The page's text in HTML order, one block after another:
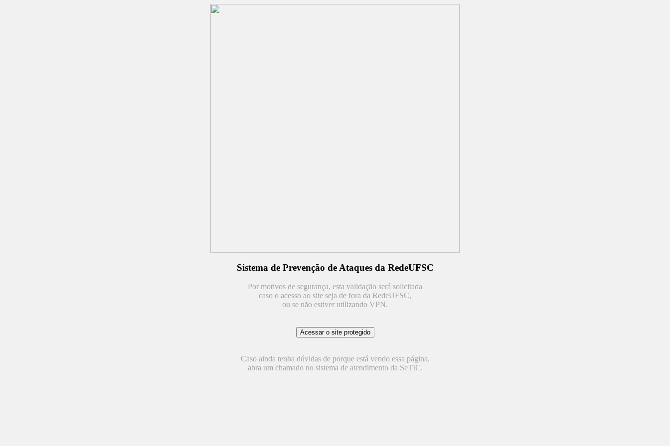
Sistema de Prevenção de Ataques da RedeUFSC
Por motivos de segurança, esta validação será solicitada
caso o acesso ao site seja de fora da RedeUFSC,
ou se não estiver utilizando VPN.
Caso ainda tenha dúvidas de porque está vendo essa página,
abra um chamado no sistema de atendimento da SeTIC.